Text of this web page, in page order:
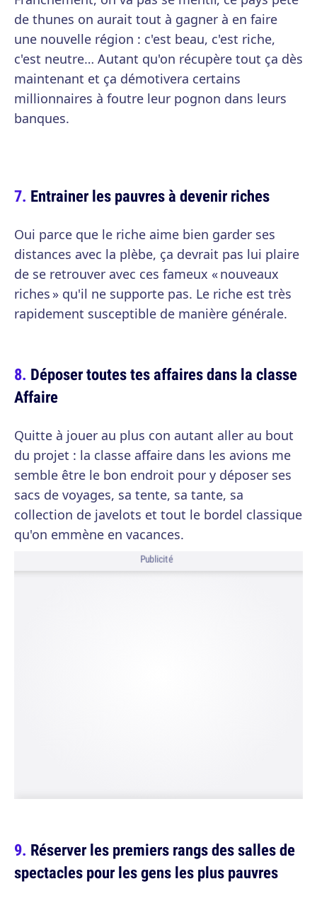
de thunes on aurait tout à gagner à en faire
une nouvelle région : c'est beau, c'est riche,
c'est neutre… Autant qu'on récupère tout ça dès
maintenant et ça démotivera certains
millionnaires à foutre leur pognon dans leurs
banques.
Entrainer les pauvres à devenir riches
Oui parce que le riche aime bien garder ses
distances avec la plèbe, ça devrait pas lui plaire
de se retrouver avec ces fameux « nouveaux
riches » qu'il ne supporte pas. Le riche est très
rapidement susceptible de manière générale.
Déposer toutes tes affaires dans la classe
Affaire
Quitte à jouer au plus con autant aller au bout
du projet : la classe affaire dans les avions me
semble être le bon endroit pour y déposer ses
sacs de voyages, sa tente, sa tante, sa
collection de javelots et tout le bordel classique
qu'on emmène en vacances.
Publicité
Réserver les premiers rangs des salles de
spectacles pour les gens les plus pauvres